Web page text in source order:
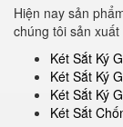
Hiện nay sản
chúng tôi sản
Két Sắt Ký
Két Sắt Ký
Két Sắt Ký
Két Sắt